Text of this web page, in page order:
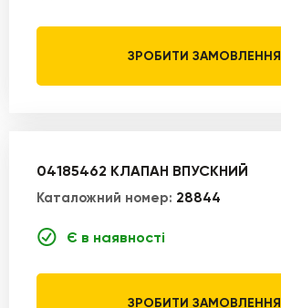
ЗРОБИТИ ЗАМОВЛЕННЯ
04185462 КЛАПАН ВПУСКНИЙ
Каталожний номер: 28844
Є в наявності
ЗРОБИТИ ЗАМОВЛЕННЯ